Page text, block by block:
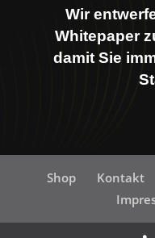
Wir
Whitepaper
damit Sie
Shop Kontakt